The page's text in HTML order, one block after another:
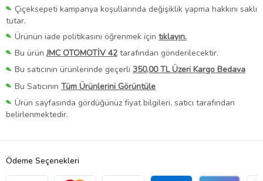
Çiçeksepeti kampanya koşullarında değişiklik yapma hakkını saklı
tutar.
Ürünün iade politikasını öğrenmek için tıklayın.
Bu ürünJMC OTOMOTİV 42 tarafından gönderilecektir.
Bu satıcının ürünlerinde geçerli 350,00 TL Üzeri Kargo Bedava
Bu Satıcının Tüm Ürünlerini Görüntüle
Ürün sayfasında gördüğünüz fiyat bilgileri, satıcı tarafından
belirlenmektedir.
Ödeme Seçenekleri